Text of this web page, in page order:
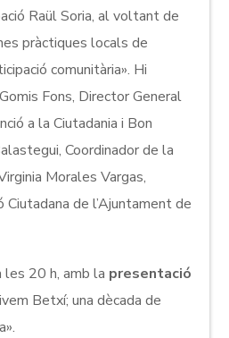
Raül Soria, al voltant de
pràctiques locals de
comunitària». Hi
Fons, Director General
a la Ciutadania i Bon
Coordinador de la
Morales Vargas,
Ciutadana de l’Ajuntament de
les 20 h, amb la presentació
Betxí; una dècada de